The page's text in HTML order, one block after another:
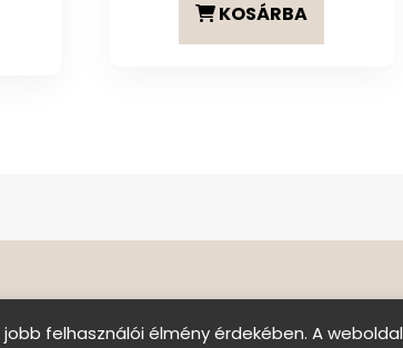
KOSÁRBA
felhasználói élmény érdekében. A weboldal